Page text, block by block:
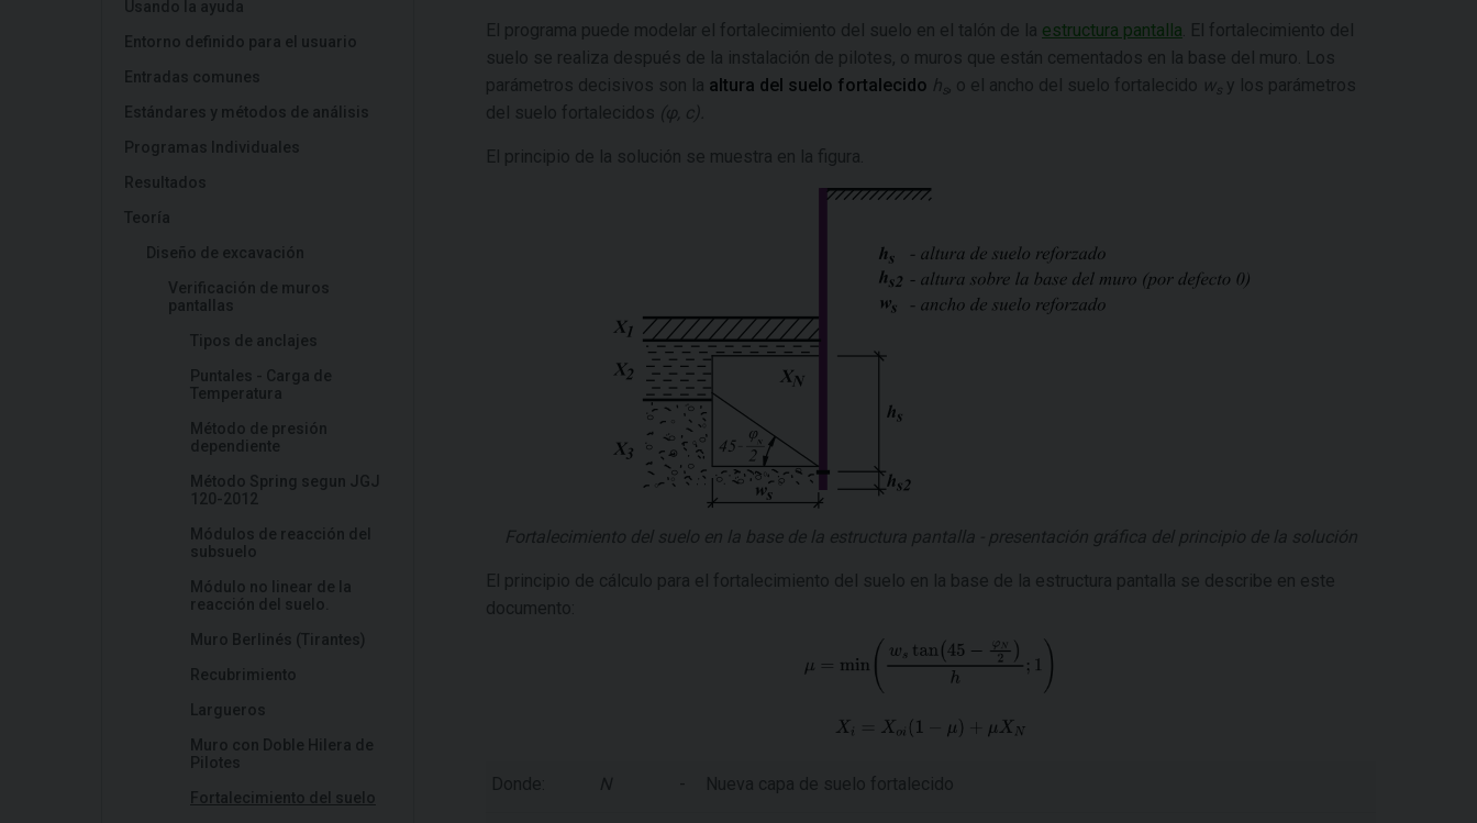
Usando la ayuda
Entorno definido para el usuario
Entradas comunes
Estándares y métodos de análisis
Programas Individuales
Resultados
Teoría
Diseño de excavación
Verificación de muros
pantallas
Tipos de anclajes
Puntales - Carga de
Temperatura
Método de presión
dependiente
Método Spring segun JGJ
120-2012
Módulos de reacción del
subsuelo
Módulo no linear de la
reacción del suelo.
Muro Berlinés (Tirantes)
Recubrimiento
Largueros
Muro con Doble Hilera de
Pilotes
Fortalecimiento del suelo
El programa puede modelar el fortalecimiento del suelo en el talón de la estructura pantalla . El fortalecimiento del
suelo se realiza después de la instalación de pilotes, o muros que están cementados en la base del muro. Los
parámetros decisivos son la altura del suelo fortalecido hs, o el ancho del suelo fortalecido ws y los parámetros
del suelo fortalecidos (φ, c).
El principio de la solución se muestra en la figura.
Fortalecimiento del suelo en la base de la estructura pantalla - presentación gráfica del principio de la solución
El principio de cálculo para el fortalecimiento del suelo en la base de la estructura pantalla se describe en este
documento:
Donde: N - Nueva capa de suelo fortalecido